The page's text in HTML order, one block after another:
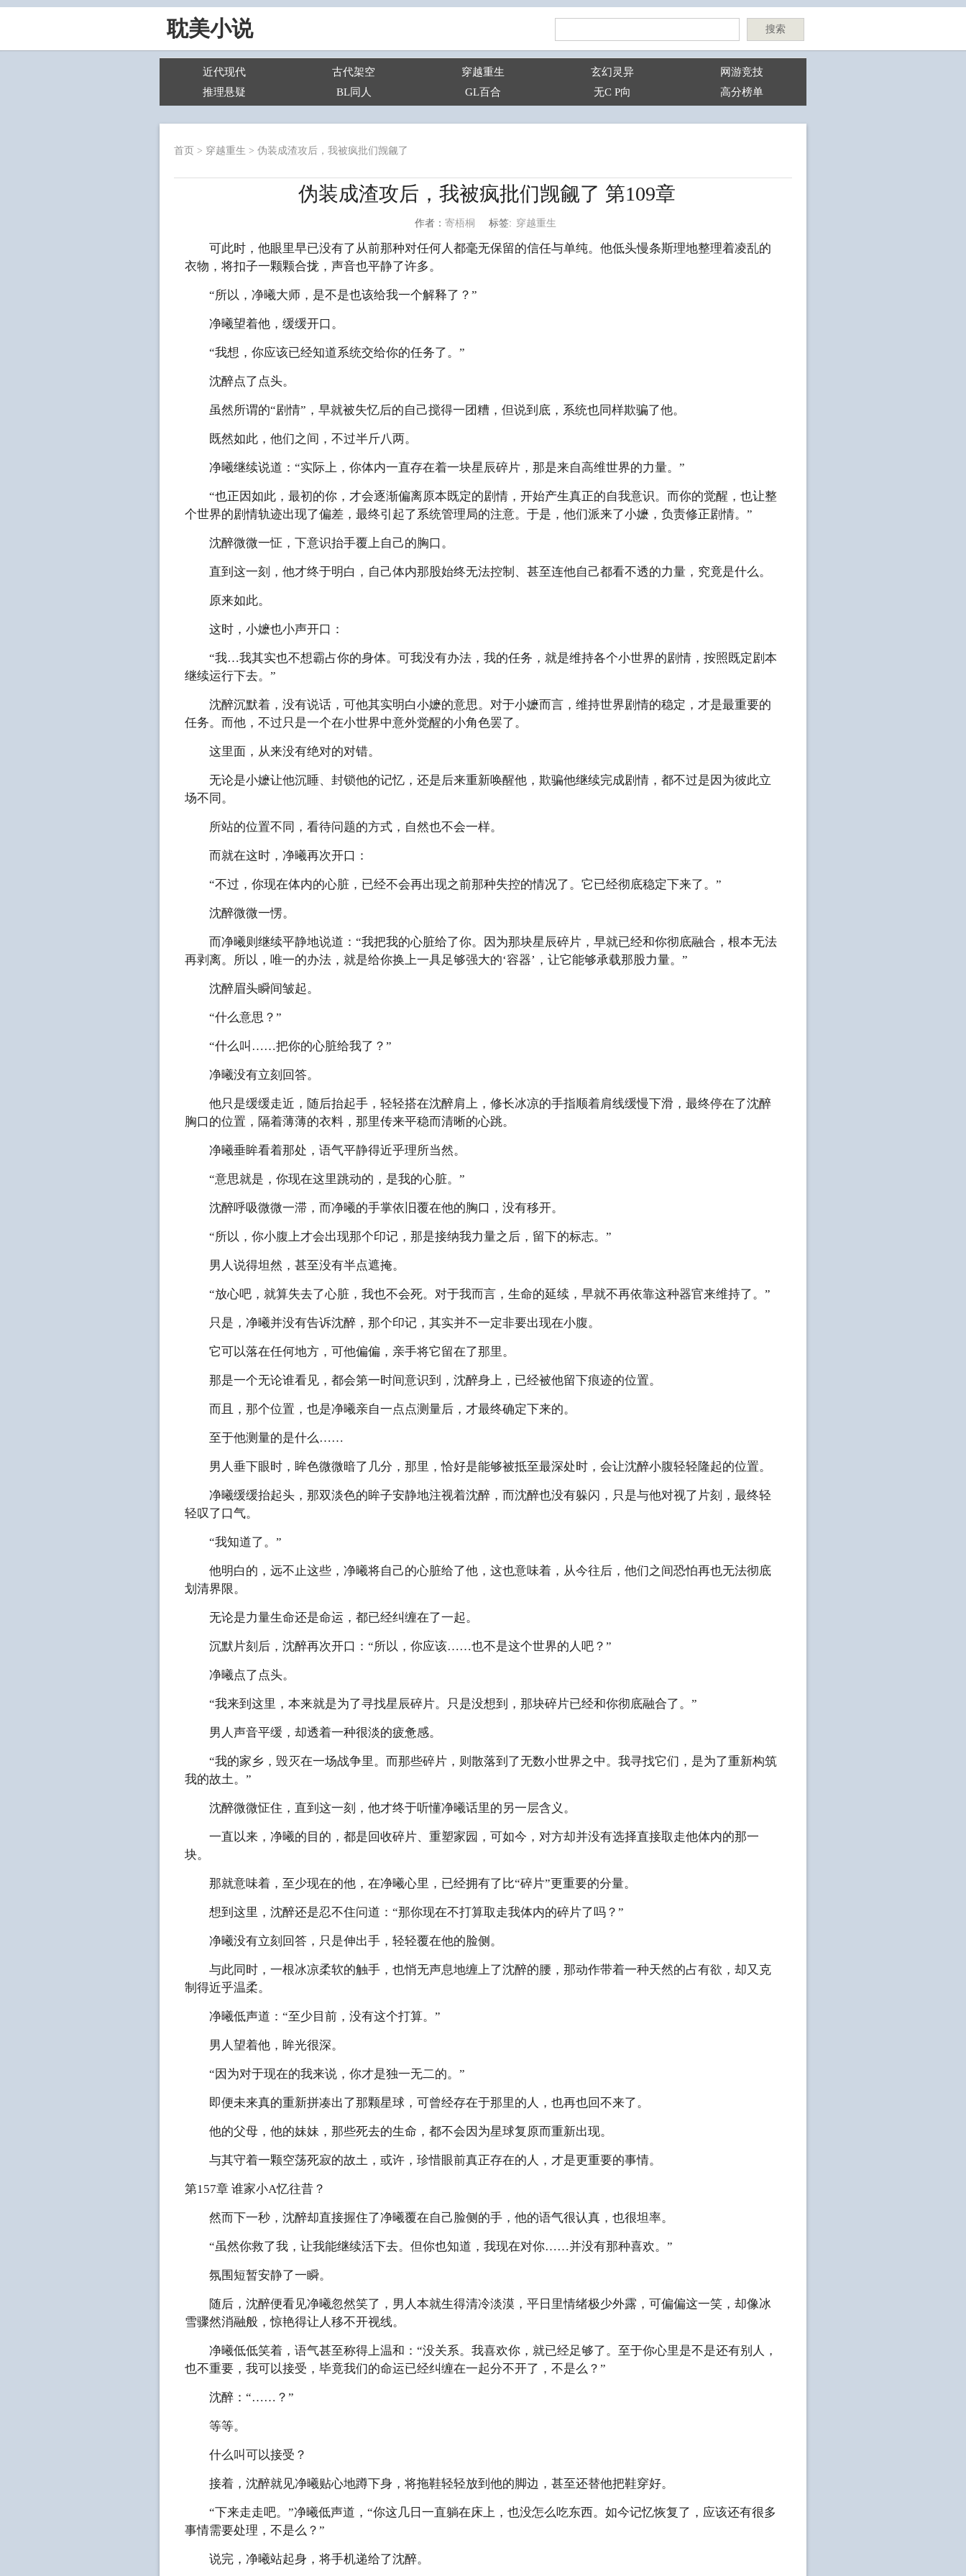
耽美小说 搜索
近代现代 古代架空 穿越重生 玄幻灵异
网游竞技
推理悬疑
BL同人 GL百合 无C P向 高分榜单
首页 > 穿越重生 > 伪装成渣攻后，我被疯批们觊觎了
伪装成渣攻后，我被疯批们觊觎了 第109章
作者： 寄梧桐 标签: 穿越重生
可此时，他眼里早已没有了从前那种对任何人都毫无保留的信任与单纯。他低头慢条斯理地整理着凌乱的
衣物，将扣子一颗颗合拢，声音也平静了许多。
“所以，净曦大师，是不是也该给我一个解释了？”
净曦望着他，缓缓开口。
“我想，你应该已经知道系统交给你的任务了。”
沈醉点了点头。
虽然所谓的“剧情”，早就被失忆后的自己搅得一团糟，但说到底，系统也同样欺骗了他。
既然如此，他们之间，不过半斤八两。
净曦继续说道：“实际上，你体内一直存在着一块星辰碎片，那是来自高维世界的力量。”
“也正因如此，最初的你，才会逐渐偏离原本既定的剧情，开始产生真正的自我意识。而你的觉醒，也让整
个世界的剧情轨迹出现了偏差，最终引起了系统管理局的注意。于是，他们派来了小嬷，负责修正剧情。”
沈醉微微一怔，下意识抬手覆上自己的胸口。
直到这一刻，他才终于明白，自己体内那股始终无法控制、甚至连他自己都看不透的力量，究竟是什么。
原来如此。
这时，小嬷也小声开口：
“我…我其实也不想霸占你的身体。可我没有办法，我的任务，就是维持各个小世界的剧情，按照既定剧本
继续运行下去。”
沈醉沉默着，没有说话，可他其实明白小嬷的意思。对于小嬷而言，维持世界剧情的稳定，才是最重要的
任务。而他，不过只是一个在小世界中意外觉醒的小角色罢了。
这里面，从来没有绝对的对错。
无论是小嬷让他沉睡、封锁他的记忆，还是后来重新唤醒他，欺骗他继续完成剧情，都不过是因为彼此立
场不同。
所站的位置不同，看待问题的方式，自然也不会一样。
而就在这时，净曦再次开口：
“不过，你现在体内的心脏，已经不会再出现之前那种失控的情况了。它已经彻底稳定下来了。”
沈醉微微一愣。
而净曦则继续平静地说道：“我把我的心脏给了你。因为那块星辰碎片，早就已经和你彻底融合，根本无法
再剥离。所以，唯一的办法，就是给你换上一具足够强大的‘容器’，让它能够承载那股力量。”
沈醉眉头瞬间皱起。
“什么意思？”
“什么叫……把你的心脏给我了？”
净曦没有立刻回答。
他只是缓缓走近，随后抬起手，轻轻搭在沈醉肩上，修长冰凉的手指顺着肩线缓慢下滑，最终停在了沈醉
胸口的位置，隔着薄薄的衣料，那里传来平稳而清晰的心跳。
净曦垂眸看着那处，语气平静得近乎理所当然。
“意思就是，你现在这里跳动的，是我的心脏。”
沈醉呼吸微微一滞，而净曦的手掌依旧覆在他的胸口，没有移开。
“所以，你小腹上才会出现那个印记，那是接纳我力量之后，留下的标志。”
男人说得坦然，甚至没有半点遮掩。
“放心吧，就算失去了心脏，我也不会死。对于我而言，生命的延续，早就不再依靠这种器官来维持了。”
只是，净曦并没有告诉沈醉，那个印记，其实并不一定非要出现在小腹。
它可以落在任何地方，可他偏偏，亲手将它留在了那里。
那是一个无论谁看见，都会第一时间意识到，沈醉身上，已经被他留下痕迹的位置。
而且，那个位置，也是净曦亲自一点点测量后，才最终确定下来的。
至于他测量的是什么……
男人垂下眼时，眸色微微暗了几分，那里，恰好是能够被抵至最深处时，会让沈醉小腹轻轻隆起的位置。
净曦缓缓抬起头，那双淡色的眸子安静地注视着沈醉，而沈醉也没有躲闪，只是与他对视了片刻，最终轻
轻叹了口气。
“我知道了。”
他明白的，远不止这些，净曦将自己的心脏给了他，这也意味着，从今往后，他们之间恐怕再也无法彻底
划清界限。
无论是力量生命还是命运，都已经纠缠在了一起。
沉默片刻后，沈醉再次开口：“所以，你应该……也不是这个世界的人吧？”
净曦点了点头。
“我来到这里，本来就是为了寻找星辰碎片。只是没想到，那块碎片已经和你彻底融合了。”
男人声音平缓，却透着一种很淡的疲惫感。
“我的家乡，毁灭在一场战争里。而那些碎片，则散落到了无数小世界之中。我寻找它们，是为了重新构筑
我的故土。”
沈醉微微怔住，直到这一刻，他才终于听懂净曦话里的另一层含义。
一直以来，净曦的目的，都是回收碎片、重塑家园，可如今，对方却并没有选择直接取走他体内的那一
块。
那就意味着，至少现在的他，在净曦心里，已经拥有了比“碎片”更重要的分量。
想到这里，沈醉还是忍不住问道：“那你现在不打算取走我体内的碎片了吗？”
净曦没有立刻回答，只是伸出手，轻轻覆在他的脸侧。
与此同时，一根冰凉柔软的触手，也悄无声息地缠上了沈醉的腰，那动作带着一种天然的占有欲，却又克
制得近乎温柔。
净曦低声道：“至少目前，没有这个打算。”
男人望着他，眸光很深。
“因为对于现在的我来说，你才是独一无二的。”
即便未来真的重新拼凑出了那颗星球，可曾经存在于那里的人，也再也回不来了。
他的父母，他的妹妹，那些死去的生命，都不会因为星球复原而重新出现。
与其守着一颗空荡死寂的故土，或许，珍惜眼前真正存在的人，才是更重要的事情。
第157章 谁家小A忆往昔？
然而下一秒，沈醉却直接握住了净曦覆在自己脸侧的手，他的语气很认真，也很坦率。
“虽然你救了我，让我能继续活下去。但你也知道，我现在对你……并没有那种喜欢。”
氛围短暂安静了一瞬。
随后，沈醉便看见净曦忽然笑了，男人本就生得清冷淡漠，平日里情绪极少外露，可偏偏这一笑，却像冰
雪骤然消融般，惊艳得让人移不开视线。
净曦低低笑着，语气甚至称得上温和：“没关系。我喜欢你，就已经足够了。至于你心里是不是还有别人，
也不重要，我可以接受，毕竟我们的命运已经纠缠在一起分不开了，不是么？”
沈醉：“……？”
等等。
什么叫可以接受？
接着，沈醉就见净曦贴心地蹲下身，将拖鞋轻轻放到他的脚边，甚至还替他把鞋穿好。
“下来走走吧。”净曦低声道，“你这几日一直躺在床上，也没怎么吃东西。如今记忆恢复了，应该还有很多
事情需要处理，不是么？”
说完，净曦站起身，将手机递给了沈醉。